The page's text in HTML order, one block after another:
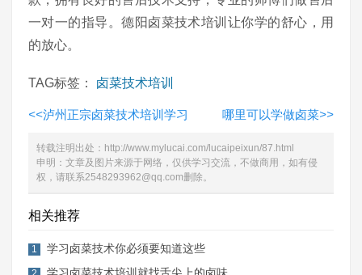
一对一的指导。德阳卤菜技术培训让你学的舒心，用
的放心。
TAG标签： 卤菜技术培训
<<泸州正宗卤菜技术培训学习 哪里可以学做卤菜>>
转载注明出处： http://www.mylucai.com/lucaipeixun/87.html
申明：文章及图片来源于网络，仅供学习交流，不做商用，如有侵
权，请联系2548293962@qq.com删除。
相关推荐
1 学习卤菜技术你必须要知道这些